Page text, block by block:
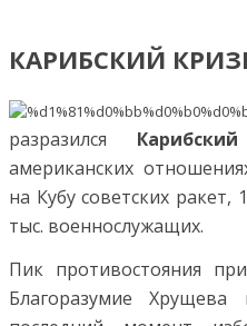
КАРИБСКИЙ
разразился
американских
на Кубу советских ракет,
тыс. военнослужащих.
Пик противостояния
Благоразумие